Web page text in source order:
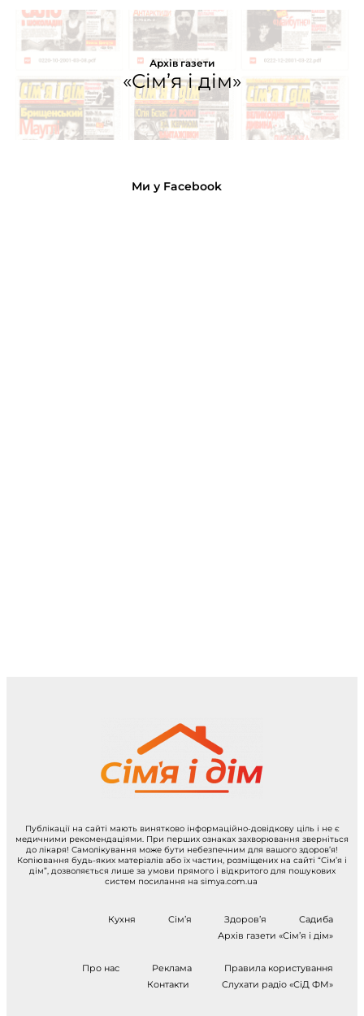
Архів газети
«Сім’я і дім»
Ми у Facebook
Публікації на сайті мають винятково інформаційно-довідкову ціль і не є
медичними рекомендаціями. При перших ознаках захворювання зверніться
до лікаря! Самолікування може бути небезпечним для вашого здоров’я!
Копіювання будь-яких матеріалів або їх частин, розміщених на сайті “Сім’я і
дім”, дозволяється лише за умови прямого і відкритого для пошукових
систем посилання на simya.com.ua
Кухня Сім’я Здоров’я
Садиба
Архів газети «Сім’я і дім»
Про нас Реклама
Правила користування
Контакти
Слухати радіо «СіД ФМ»